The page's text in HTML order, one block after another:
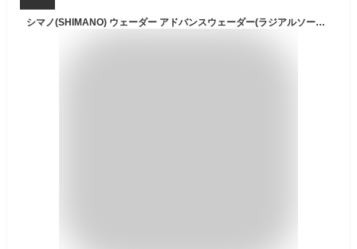
シマノ(SHIMANO) ウェーダー アドバンスウェーダー(ラジアルソール・カットピンフェルトソール) SS~3Lサイズ FF-044S/FF-045S